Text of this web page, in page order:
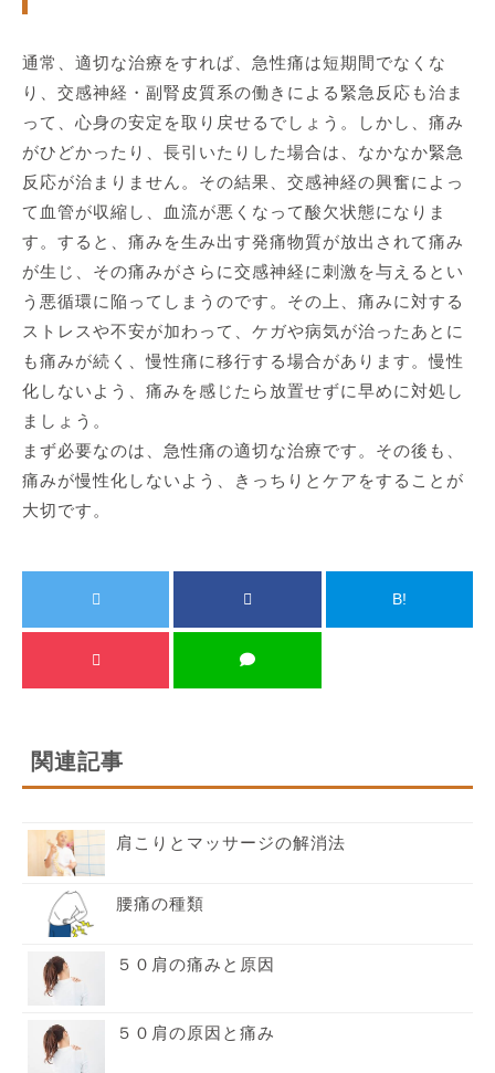
通常、適切な治療をすれば、急性痛は短期間でなくな
り、交感神経・副腎皮質系の働きによる緊急反応も治ま
って、心身の安定を取り戻せるでしょう。しかし、痛み
がひどかったり、長引いたりした場合は、なかなか緊急
反応が治まりません。その結果、交感神経の興奮によっ
て血管が収縮し、血流が悪くなって酸欠状態になりま
す。すると、痛みを生み出す発痛物質が放出されて痛み
が生じ、その痛みがさらに交感神経に刺激を与えるとい
う悪循環に陥ってしまうのです。その上、痛みに対する
ストレスや不安が加わって、ケガや病気が治ったあとに
も痛みが続く、慢性痛に移行する場合があります。慢性
化しないよう、痛みを感じたら放置せずに早めに対処し
ましょう。
まず必要なのは、急性痛の適切な治療です。その後も、
痛みが慢性化しないよう、きっちりとケアをすることが
大切です。
B!
関連記事
肩こりとマッサージの解消法
腰痛の種類
５０肩の痛みと原因
５０肩の原因と痛み